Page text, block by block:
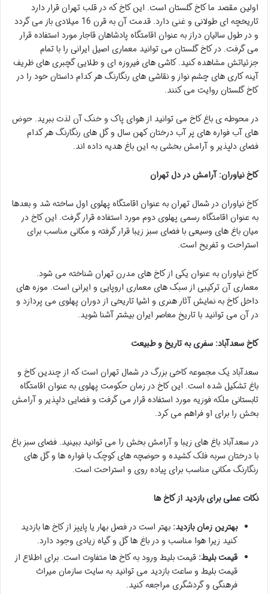
اولین مقصد ما کاخ گلستان است. این کاخ که در قلب تهران قرار دارد
تاریخچه ای طولانی و غنی دارد. قدمت آن به قرن 16 میلادی باز می گردد
و در طول سالیان دراز به عنوان اقامتگاه پادشاهان قاجار مورد استفاده قرار
می گرفت. در کاخ گلستان می توانید معماری اصیل ایرانی را با تمام
جزئیاتش مشاهده کنید. کاشی های فیروزه ای و طلایی گچبری های ظریف
آینه کاری های چشم نواز و نقاشی های رنگارنگ هر کدام داستان خود را در
کاخ گلستان روایت می کنند.
در محوطه ی باغ کاخ می توانید از هوای پاک و خنک آن لذت ببرید. حوض
های آب فواره های پر آب درختان کهن سال و گل های رنگارنگ هر کدام
فضای دلپذیر و آرامش بخشی به این باغ هدیه داده اند.
کاخ نیاوران: آرامش در دل تهران
کاخ نیاوران در شمال تهران به عنوان اقامتگاه پهلوی اول ساخته شد و بعدها
به عنوان اقامتگاه رسمی پهلوی دوم مورد استفاده قرار گرفت. این کاخ در
میان باغ های وسیعی با فضای سبز زیبا قرار گرفته و مکانی مناسب برای
استراحت و تفریح است.
کاخ نیاوران به عنوان یکی از کاخ های مدرن تهران شناخته می شود.
معماری آن ترکیبی از سبک های معماری اروپایی و ایرانی است. موزه های
داخل کاخ به نمایش آثار هنری و اشیا تاریخی از دوران پهلوی می پردازد و
در آن می توانید با تاریخ معاصر ایران بیشتر آشنا شوید.
کاخ سعدآباد: سفری به تاریخ و طبیعت
سعدآباد یک مجموعه کاخی بزرگ در شمال تهران است که از چندین کاخ و
باغ تشکیل شده است. این کاخ در زمان حکومت پهلوی به عنوان اقامتگاه
تابستانی ملکه فوزیه مورد استفاده قرار می گرفت و فضایی دلپذیر و آرامش
بخش را برای او فراهم می کرد.
در سعدآباد باغ های زیبا و آرامش بخش را می توانید ببینید. فضای سبز باغ
با درختان سربه فلک کشیده و حوضچه های کوچک با فواره ها و گل های
رنگارنگ مکانی مناسب برای پیاده روی و استراحت است.
نکات عملی برای بازدید از کاخ ها
بهترین زمان بازدید: بهتر است در فصل بهار یا پاییز از کاخ ها بازدید
کنید زیرا هوا مناسب و در باغ ها گل و گیاه زیادی وجود دارد.
قیمت بلیط: قیمت بلیط ورود به کاخ ها متفاوت است. برای اطلاع از
قیمت بلیط و ساعت بازدید می توانید به سایت سازمان میراث
فرهنگی و گردشگری مراجعه کنید.